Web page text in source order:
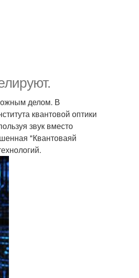
делом. В
квантовой оптики
звук вместо
"Квантоваяй